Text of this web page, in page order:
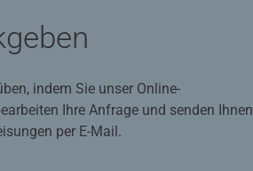
indem Sie unser Online-
Ihre Anfrage und senden Ihnen
per E-Mail.